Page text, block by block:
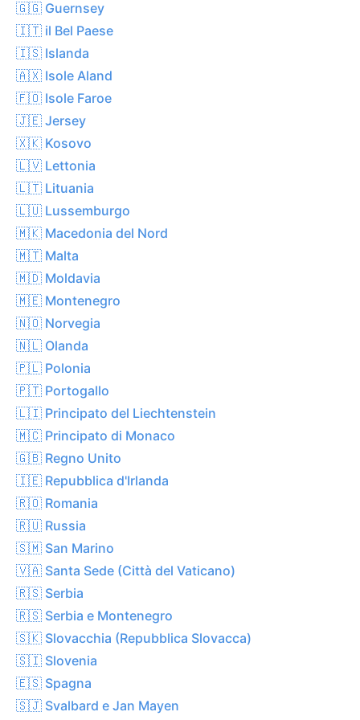
🇬🇬 Guernsey
🇮🇹 il Bel Paese
🇮🇸 Islanda
🇦🇽 Isole Aland
🇫🇴 Isole Faroe
🇯🇪 Jersey
🇽🇰 Kosovo
🇱🇻 Lettonia
🇱🇹 Lituania
🇱🇺 Lussemburgo
🇲🇰 Macedonia del Nord
🇲🇹 Malta
🇲🇩 Moldavia
🇲🇪 Montenegro
🇳🇴 Norvegia
🇳🇱 Olanda
🇵🇱 Polonia
🇵🇹 Portogallo
🇱🇮 Principato del Liechtenstein
🇲🇨 Principato di Monaco
🇬🇧 Regno Unito
🇮🇪 Repubblica d'Irlanda
🇷🇴 Romania
🇷🇺 Russia
🇸🇲 San Marino
🇻🇦 Santa Sede (Città del Vaticano)
🇷🇸 Serbia
🇷🇸 Serbia e Montenegro
🇸🇰 Slovacchia (Repubblica Slovacca)
🇸🇮 Slovenia
🇪🇸 Spagna
🇸🇯 Svalbard e Jan Mayen